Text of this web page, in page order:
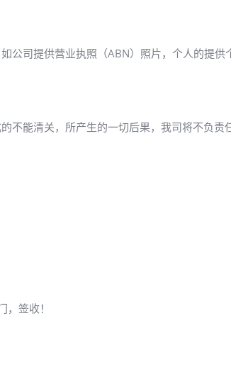
公司提供营业执照（ABN）照片，个人的提供
不能清关，所产生的一切后果，我司将不负责
签收！